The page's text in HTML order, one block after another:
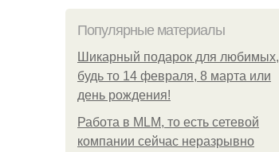
Популярные материалы
Шикарный подарок для любимых,
будь то 14 февраля, 8 марта или
день рождения!
Работа в MLM, то есть сетевой
компании сейчас неразрывно